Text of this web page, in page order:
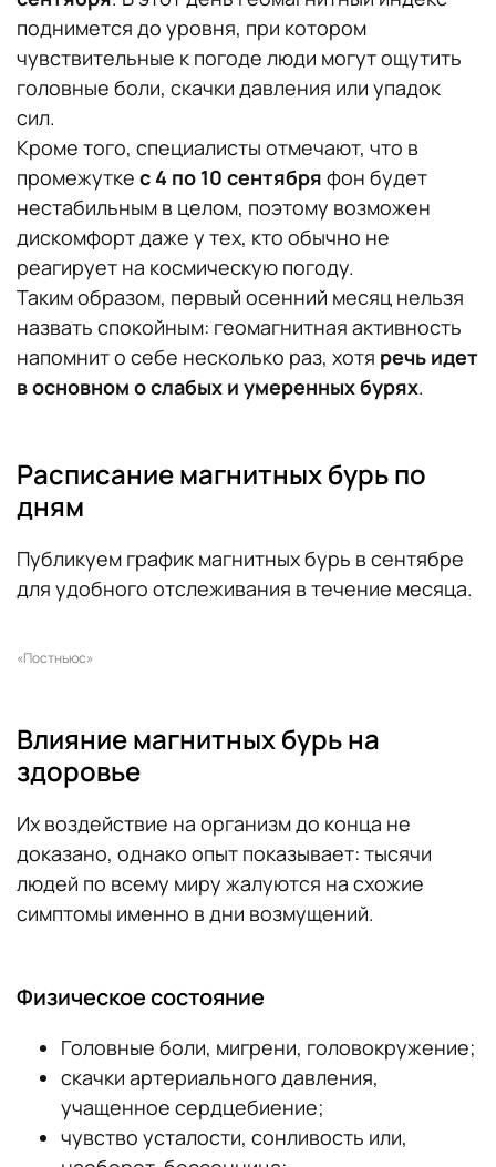
поднимется до уровня, при котором
чувствительные к погоде люди могут ощутить
головные боли, скачки давления или упадок
сил.
Кроме того, специалисты отмечают, что в
промежутке с 4 по 10 сентября фон будет
нестабильным в целом, поэтому возможен
дискомфорт даже у тех, кто обычно не
реагирует на космическую погоду.
Таким образом, первый осенний месяц нельзя
назвать спокойным: геомагнитная активность
напомнит о себе несколько раз, хотя речь идет
в основном о слабых и умеренных бурях.
Расписание магнитных бурь по
дням
Публикуем график магнитных бурь в сентябре
для удобного отслеживания в течение месяца.
«Постньюс»
Влияние магнитных бурь на
здоровье
Их воздействие на организм до конца не
доказано, однако опыт показывает: тысячи
людей по всему миру жалуются на схожие
симптомы именно в дни возмущений.
Физическое состояние
Головные боли, мигрени, головокружение;
скачки артериального давления,
учащенное сердцебиение;
чувство усталости, сонливость или,